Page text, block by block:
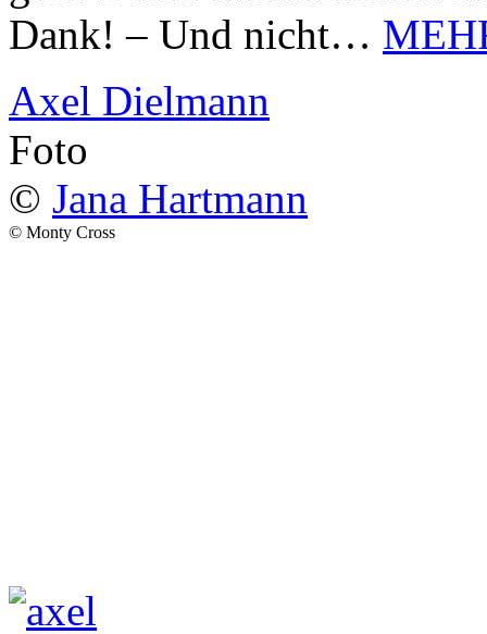
Dank! – Und nicht…
Axel Dielmann
Foto
© Jana Hartmann
© Monty Cross